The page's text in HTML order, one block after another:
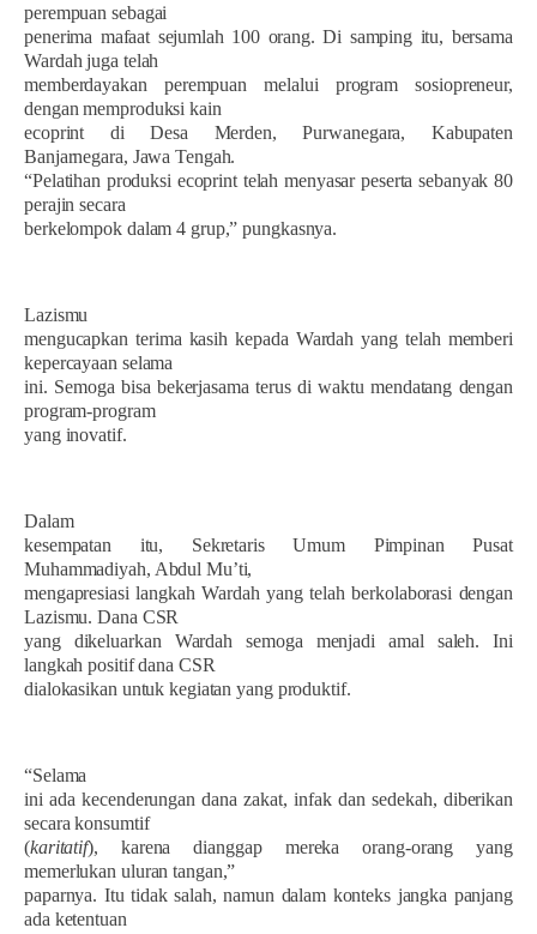
perempuan sebagai
penerima mafaat sejumlah 100 orang. Di samping itu, bersama
Wardah juga telah
memberdayakan perempuan melalui program sosiopreneur,
dengan memproduksi kain
ecoprint di Desa Merden, Purwanegara, Kabupaten
Banjarnegara, Jawa Tengah.
“Pelatihan produksi ecoprint telah menyasar peserta sebanyak 80
perajin secara
berkelompok dalam 4 grup,” pungkasnya.
Lazismu
mengucapkan terima kasih kepada Wardah yang telah memberi
kepercayaan selama
ini. Semoga bisa bekerjasama terus di waktu mendatang dengan
program-program
yang inovatif.
Dalam
kesempatan itu, Sekretaris Umum Pimpinan Pusat
Muhammadiyah, Abdul Mu’ti,
mengapresiasi langkah Wardah yang telah berkolaborasi dengan
Lazismu. Dana CSR
yang dikeluarkan Wardah semoga menjadi amal saleh. Ini
langkah positif dana CSR
dialokasikan untuk kegiatan yang produktif.
“Selama
ini ada kecenderungan dana zakat, infak dan sedekah, diberikan
secara konsumtif
(karitatif), karena dianggap mereka orang-orang yang
memerlukan uluran tangan,”
paparnya. Itu tidak salah, namun dalam konteks jangka panjang
ada ketentuan